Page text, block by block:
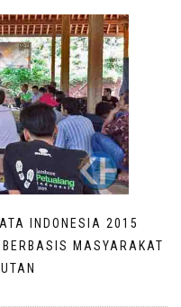
INDONESIA 2015
MASYARAKAT